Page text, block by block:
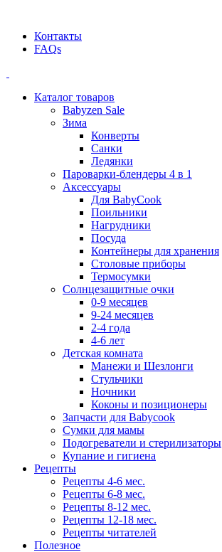
Контакты
FAQs
Каталог товаров
Babyzen Sale
Зима
Конверты
Санки
Ледянки
Пароварки-блендеры 4 в 1
Аксессуары
Для BabyCook
Поильники
Нагрудники
Посуда
Контейнеры для хранения
Столовые приборы
Термосумки
Солнцезащитные очки
0-9 месяцев
9-24 месяцев
2-4 года
4-6 лет
Детская комната
Манежи и Шезлонги
Стульчики
Ночники
Коконы и позиционеры
Запчасти для Babycook
Сумки для мамы
Подогреватели и стерилизаторы
Купание и гигиена
Рецепты
Рецепты 4-6 мес.
Рецепты 6-8 мес.
Рецепты 8-12 мес.
Рецепты 12-18 мес.
Рецепты читателей
Полезное